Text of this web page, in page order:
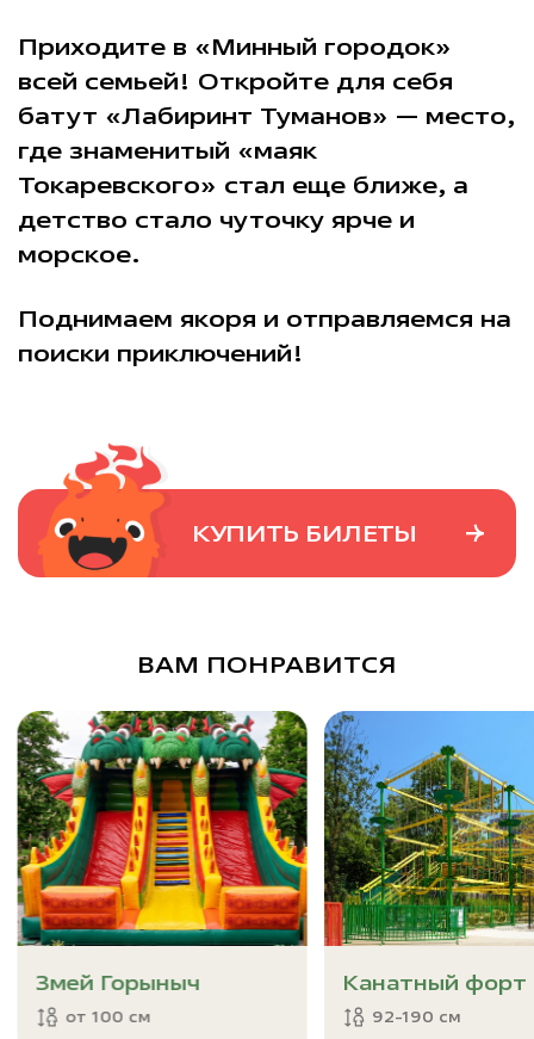
Приходите в «Минный городок»
всей семьей! Откройте для себя
батут «Лабиринт Туманов» — место,
где знаменитый «маяк
Токаревского» стал еще ближе, а
детство стало чуточку ярче и
морское.
Поднимаем якоря и отправляемся на
поиски приключений!
КУПИТЬ БИЛЕТЫ
ВАМ ПОНРАВИТСЯ
Змей Горыныч
от 100 см
Канатный форт
92-190 см